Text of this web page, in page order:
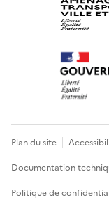
Plan du site
Documentation
Politique de